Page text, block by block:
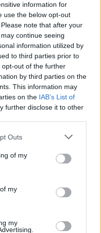
information for
use the below opt-out
note that after your
continue seeing
information utilized by
to third parties prior to
out of the further
by third parties on the
This information may
on the IAB’s List of
further disclose it to other
one or more Google
You may click to
its third-party tags to
in below Google
Outs
of my
my
my
be a
David
a rá következő
Egy iroda
avivi épületben
eladták
aki
nem
Hebron úton fekvő
ez lesz a
el a korábbi amerikai